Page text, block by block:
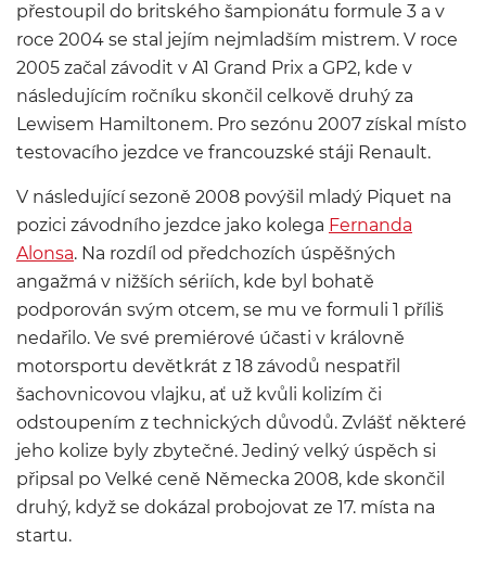
přestoupil do britského šampionátu formule 3 a v
roce 2004 se stal jejím nejmladším mistrem. V roce
2005 začal závodit v A1 Grand Prix a GP2, kde v
následujícím ročníku skončil celkově druhý za
Lewisem Hamiltonem. Pro sezónu 2007 získal místo
testovacího jezdce ve francouzské stáji Renault.
V následující sezoně 2008 povýšil mladý Piquet na
pozici závodního jezdce jako kolega Fernanda
Alonsa. Na rozdíl od předchozích úspěšných
angažmá v nižších sériích, kde byl bohatě
podporován svým otcem, se mu ve formuli 1 příliš
nedařilo. Ve své premiérové účasti v královně
motorsportu devětkrát z 18 závodů nespatřil
šachovnicovou vlajku, ať už kvůli kolizím či
odstoupením z technických důvodů. Zvlášť některé
jeho kolize byly zbytečné. Jediný velký úspěch si
připsal po Velké ceně Německa 2008, kde skončil
druhý, když se dokázal probojovat ze 17. místa na
startu.